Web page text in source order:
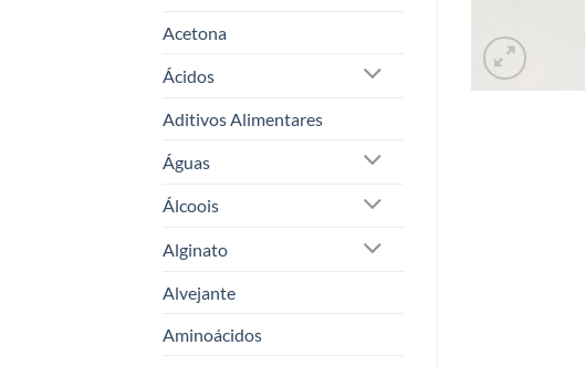
Acetona
Ácidos
Aditivos Alimentares
Águas
Álcoois
Alginato
Alvejante
Aminoácidos